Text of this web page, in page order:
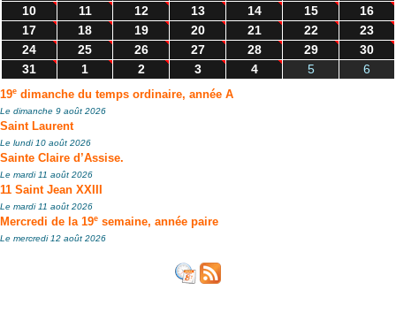
10
11 12 13 14 15
16
17
18 19 20 21 22
23
24
25 26 27 28 29
30
31
1 2 3 4 5 6
19e dimanche du temps ordinaire, année A
Le dimanche 9 août 2026
Saint Laurent
Le lundi 10 août 2026
Sainte Claire d’Assise.
Le mardi 11 août 2026
11 Saint Jean XXIII
Le mardi 11 août 2026
Mercredi de la 19e semaine, année paire
Le mercredi 12 août 2026